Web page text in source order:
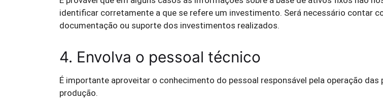
identificar corretamente a que se refere um investimento. Será necessário contar
documentação ou suporte dos investimentos realizados.
4. Envolva o pessoal técnico
É importante aproveitar o conhecimento do pessoal responsável pela operação das
produção.